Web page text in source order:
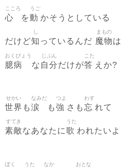
心
こころ
を動
うご
かそうとしている
だけど知
し
っているんだ 魔物
まもの
は
臆病
おくびょう
な 自分
じぶん
だけが答
こた
えか?
世界
せかい
も涙
なみだ
も強
つよ
さも忘
わす
れて
素敵
すてき
なあなたに歌
うた
われたいよ
ぼく うた なか おとな